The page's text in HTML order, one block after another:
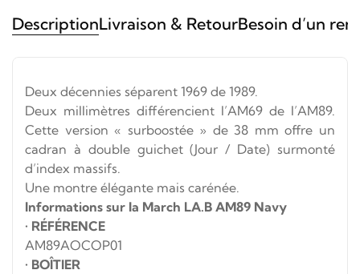
DescriptionLivraison & RetourBesoin d’un
Deux décennies séparent 1969 de 1989.
Deux millimètres différencient l’AM69 de l’AM89.
Cette version « surboostée » de 38 mm offre un
cadran à double guichet (Jour / Date) surmonté
d’index massifs.
Une montre élégante mais carénée.
Informations sur la March LA.B AM89 Navy
• RÉFÉRENCE
AM89AOCOP01
• BOÎTIER